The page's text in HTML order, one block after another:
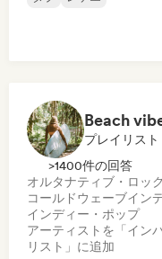
プレイリス
>1400件の回答
オルタナティブ・ロック
コールドウェーブイン
インディー・ポップ
アーティストを「イン
リスト」に追加